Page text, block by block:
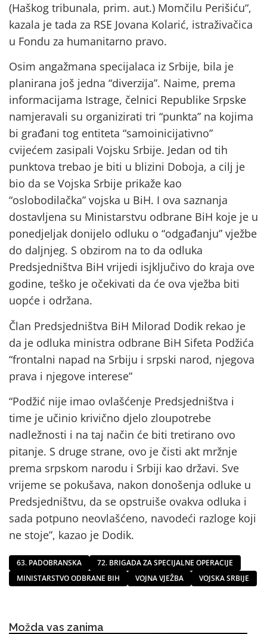
(Haškog tribunala, prim. aut.) Momčilu Perišiću“,
kazala je tada za RSE Jovana Kolarić, istraživačica
u Fondu za humanitarno pravo.
Osim angažmana specijalaca iz Srbije, bila je
planirana još jedna “diverzija”. Naime, prema
informacijama Istrage, čelnici Republike Srpske
namjeravali su organizirati tri “punkta” na kojima
bi građani tog entiteta “samoinicijativno”
cvijećem zasipali Vojsku Srbije. Jedan od tih
punktova trebao je biti u blizini Doboja, a cilj je
bio da se Vojska Srbije prikaže kao
“oslobodilačka” vojska u BiH. I ova saznanja
dostavljena su Ministarstvu odbrane BiH koje je u
ponedjeljak donijelo odluku o “odgađanju” vježbe
do daljnjeg. S obzirom na to da odluka
Predsjedništva BiH vrijedi isjključivo do kraja ove
godine, teško je očekivati da će ova vježba biti
uopće i održana.
Član Predsjedništva BiH Milorad Dodik rekao je
da je odluka ministra odbrane BiH Sifeta Podžića
“frontalni napad na Srbiju i srpski narod, njegova
prava i njegove interese”
“Podžić nije imao ovlašćenje Predsjedništva i
time je učinio krivično djelo zloupotrebe
nadležnosti i na taj način će biti tretirano ovo
pitanje. S druge strane, ovo je čisti akt mržnje
prema srpskom narodu i Srbiji kao državi. Sve
vrijeme se pokušava, nakon donošenja odluke u
Predsjedništvu, da se opstruiše ovakva odluka i
sada potpuno neovlašćeno, navodeći razloge koji
ne stoje”, kazao je Dodik.
63. PADOBRANSKA
72. BRIGADA ZA SPECIJALNE OPERACIJE
MINISTARSTVO ODBRANE BIH
VOJNA VJEŽBA VOJSKA SRBIJE
Možda vas zanima